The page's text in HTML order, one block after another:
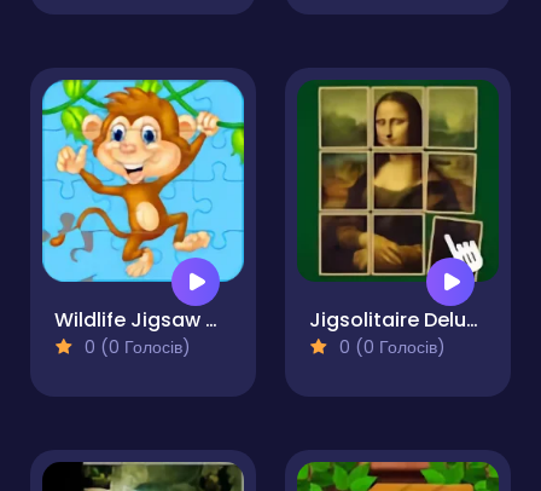
Wildlife Jigsaw Challenge
0 (0 Голосів)
Jigsolitaire Deluxe
0 (0 Голосів)